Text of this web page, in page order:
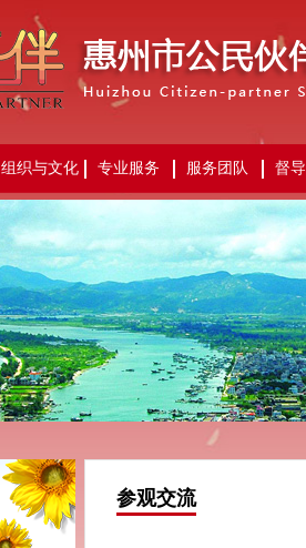
组织与文化 专业服务 服务团队 督
参观交流